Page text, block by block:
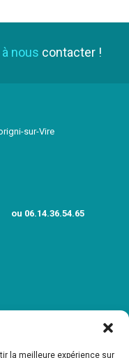
la meilleure expérience sur
nous contacter !
sur-Vire